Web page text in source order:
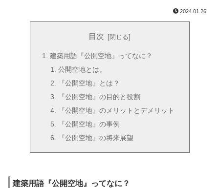
2024.01.26
目次
建築用語『公開空地』ってなに？
公開空地とは。
『公開空地』とは？
『公開空地』の目的と役割
『公開空地』のメリットとデメリット
『公開空地』の事例
『公開空地』の将来展望
建築用語『公開空地』ってなに？